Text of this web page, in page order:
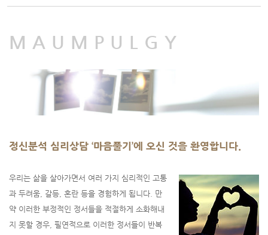
MAUMPULGY
정신분석 심리상담 ‘마음풀기’에 오신 것을 환영합니다.
우리는 삶을 살아가면서 여러 가지 심리적인 고통
과 두려움, 갈등, 혼란 등을 경험하게 됩니다. 만
약 이러한 부정적인 정서들을 적절하게 소화해내
지 못할 경우, 필연적으로 이러한 정서들이 반복